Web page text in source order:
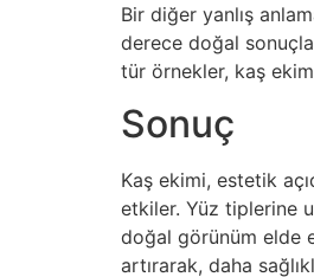
Bir diğer yanlış
derece doğal
tür örnekler, kaş
Sonuç
Kaş ekimi, estetik
etkiler. Yüz tiplerine
doğal görünüm elde
artırarak, daha